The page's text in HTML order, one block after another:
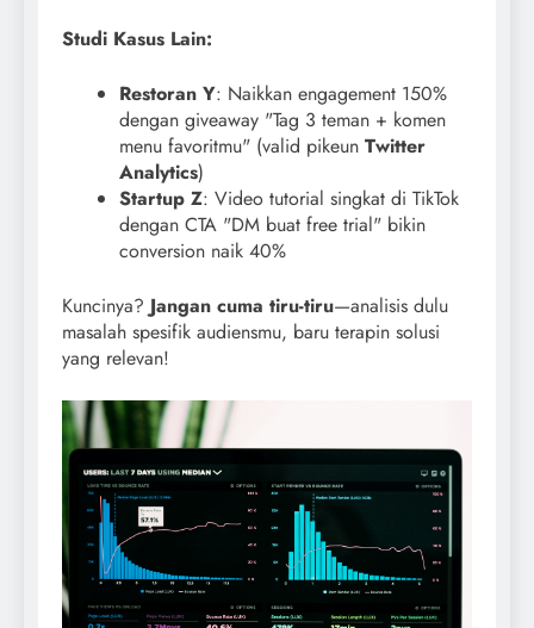
Studi Kasus Lain:
Restoran Y: Naikkan engagement 150%
dengan giveaway "Tag 3 teman + komen
menu favoritmu" (valid pikeun Twitter
Analytics)
Startup Z: Video tutorial singkat di TikTok
dengan CTA "DM buat free trial" bikin
conversion naik 40%
Kuncinya? Jangan cuma tiru-tiru—analisis dulu
masalah spesifik audiensmu, baru terapin solusi
yang relevan!